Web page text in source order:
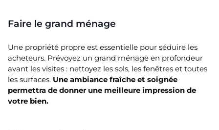
Faire le grand ménage
Une propriété propre est essentielle pour séduire les
acheteurs. Prévoyez un grand ménage en profondeur
avant les visites : nettoyez les sols, les fenêtres et toutes
les surfaces. Une ambiance fraîche et soignée
permettra de donner une meilleure impression de
votre bien.